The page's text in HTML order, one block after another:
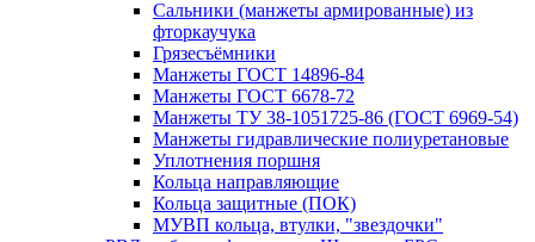
Сальники (манжеты армированные) из
фторкаучука
Грязесъёмники
Манжеты ГОСТ 14896-84
Манжеты ГОСТ 6678-72
Манжеты ТУ 38-1051725-86 (ГОСТ 6969-54)
Манжеты гидравлические полиуретановые
Уплотнения поршня
Кольца направляющие
Кольца защитные (ПОК)
МУВП кольца, втулки, "звездочки"